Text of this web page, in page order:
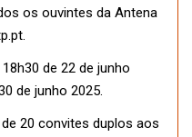
os ouvintes da Antena
de 22 de junho
de junho 2025.
20 convites duplos aos